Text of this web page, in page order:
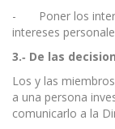
- Poner los
intereses
3.‐ De las
Los y las
a una persona
comunicarlo a la